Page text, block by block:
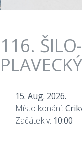
116.
15. Aug. 2026.
Místo konání:
Začátek v: 10:00